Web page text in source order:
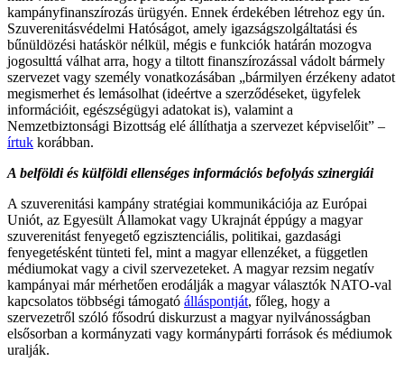
kampányfinanszírozás ürügyén. Ennek érdekében létrehoz egy ún.
Szuverenitásvédelmi Hatóságot, amely igazságszolgáltatási és
bűnüldözési hatáskör nélkül, mégis e funkciók határán mozogva
jogosulttá válhat arra, hogy a tiltott finanszírozással vádolt bármely
szervezet vagy személy vonatkozásában „bármilyen érzékeny adatot
megismerhet és lemásolhat (ideértve a szerződéseket, ügyfelek
információit, egészségügyi adatokat is), valamint a
Nemzetbiztonsági Bizottság elé állíthatja a szervezet képviselőit” –
írtuk korábban.
A belföldi és külföldi ellenséges információs befolyás szinergiái
A szuverenitási kampány stratégiai kommunikációja az Európai
Uniót, az Egyesült Államokat vagy Ukrajnát éppúgy a magyar
szuverenitást fenyegető egzisztenciális, politikai, gazdasági
fenyegetésként tünteti fel, mint a magyar ellenzéket, a független
médiumokat vagy a civil szervezeteket. A magyar rezsim negatív
kampányai már mérhetően erodálják a magyar választók NATO-val
kapcsolatos többségi támogató álláspontját, főleg, hogy a
szervezetről szóló fősodrú diskurzust a magyar nyilvánosságban
elsősorban a kormányzati vagy kormánypárti források és médiumok
uralják.